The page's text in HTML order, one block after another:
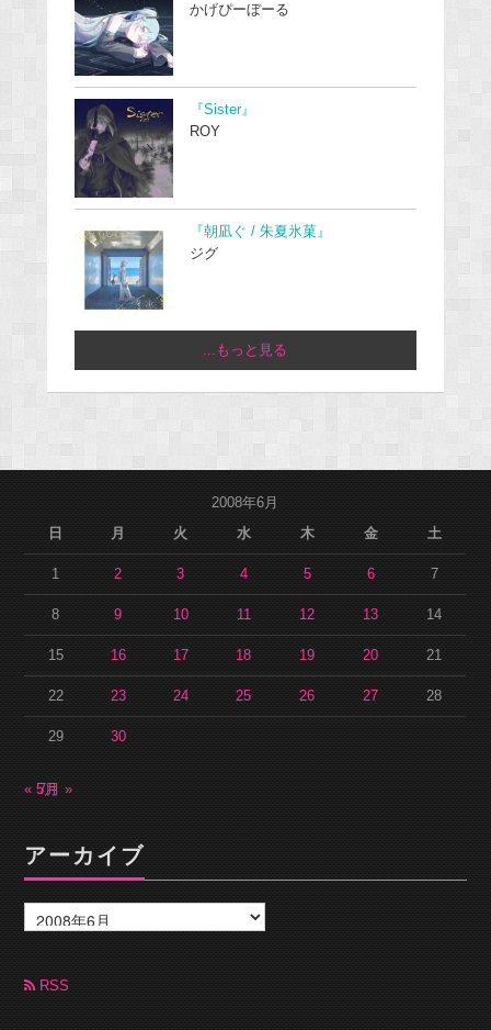
かげぴーぼーる
『Sister』
ROY
『朝凪ぐ / 朱夏氷菓』
ジグ
...もっと見る
2008年6月
日
月 火 水 木 金 土
1 2 3 4 5 6 7
8 9 10 11 12 13 14
15 16 17 18 19 20 21
22 23 24 25 26 27 28
29 30
« 5月7月 »
アーカイブ
ー
カ
ブ RSS